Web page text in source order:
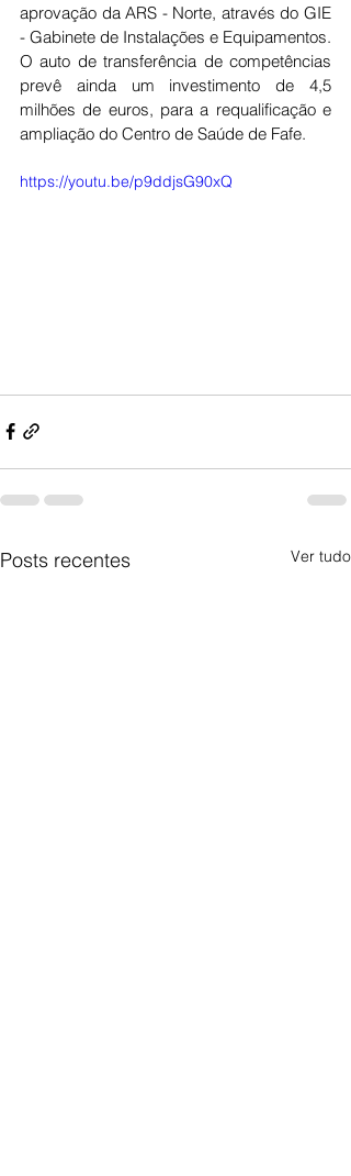
aprovação da ARS - Norte, através do GIE
- Gabinete de Instalações e Equipamentos.
O auto de transferência de competências
prevê ainda um investimento de 4,5
milhões de euros, para a requalificação e
ampliação do Centro de Saúde de Fafe.
https://youtu.be/p9ddjsG90xQ
Posts recentes Ver tudo